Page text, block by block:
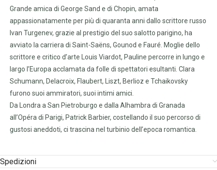
Grande amica di George Sand e di Chopin, amata
appassionatamente per più di quaranta anni dallo scrittore russo
Ivan Turgenev, grazie al prestigio del suo salotto parigino, ha
avviato la carriera di Saint-Saëns, Gounod e Fauré. Moglie dello
scrittore e critico d’arte Louis Viardot, Pauline percorre in lungo e
largo l’Europa acclamata da folle di spettatori esultanti. Clara
Schumann, Delacroix, Flaubert, Liszt, Berlioz e Tchaikovsky
furono suoi ammiratori, suoi intimi amici.
Da Londra a San Pietroburgo e dalla Alhambra di Granada
all’Opéra di Parigi, Patrick Barbier, costellando il suo percorso di
gustosi aneddoti, ci trascina nel turbinio dell’epoca romantica.
Spedizioni